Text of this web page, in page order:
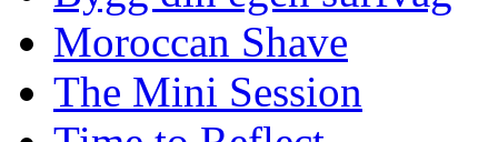
Moroccan Shave
The Mini Session